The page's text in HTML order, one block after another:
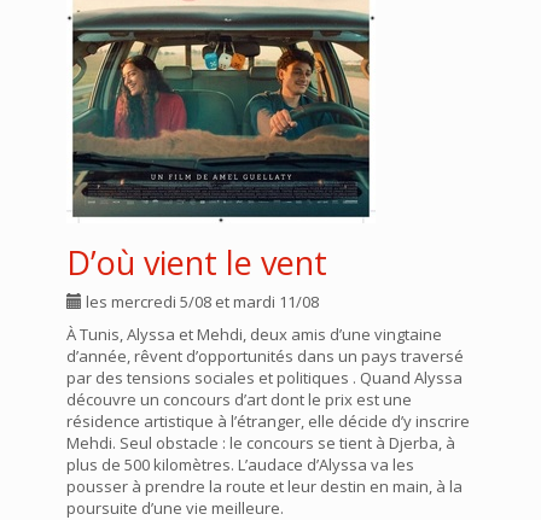
D’où vient le vent
les mercredi 5/08 et mardi 11/08
À Tunis, Alyssa et Mehdi, deux amis d’une vingtaine
d’année, rêvent d’opportunités dans un pays traversé
par des tensions sociales et politiques . Quand Alyssa
découvre un concours d’art dont le prix est une
résidence artistique à l’étranger, elle décide d’y inscrire
Mehdi. Seul obstacle : le concours se tient à Djerba, à
plus de 500 kilomètres. L’audace d’Alyssa va les
pousser à prendre la route et leur destin en main, à la
poursuite d’une vie meilleure.